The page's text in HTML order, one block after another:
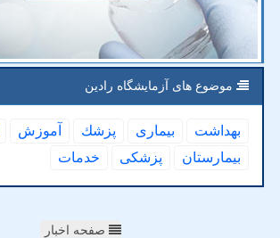
موضوع های آزمایشگاه رادین
بهداشت بیماری پزشك آموزش
بیمارستان
پزشكی خدمات
صفحه اخبار